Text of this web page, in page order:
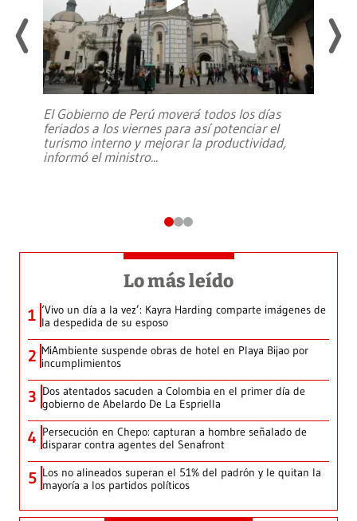
El Gobierno de Perú moverá todos los días
feriados a los viernes para así potenciar el
turismo interno y mejorar la productividad,
informó el ministro...
Lo más leído
1 ‘Vivo un día a la vez’: Kayra Harding comparte imágenes de
la despedida de su esposo
2 MiAmbiente suspende obras de hotel en Playa Bijao por
incumplimientos
3 Dos atentados sacuden a Colombia en el primer día de
gobierno de Abelardo De La Espriella
4 Persecución en Chepo: capturan a hombre señalado de
disparar contra agentes del Senafront
5 Los no alineados superan el 51% del padrón y le quitan la
mayoría a los partidos políticos